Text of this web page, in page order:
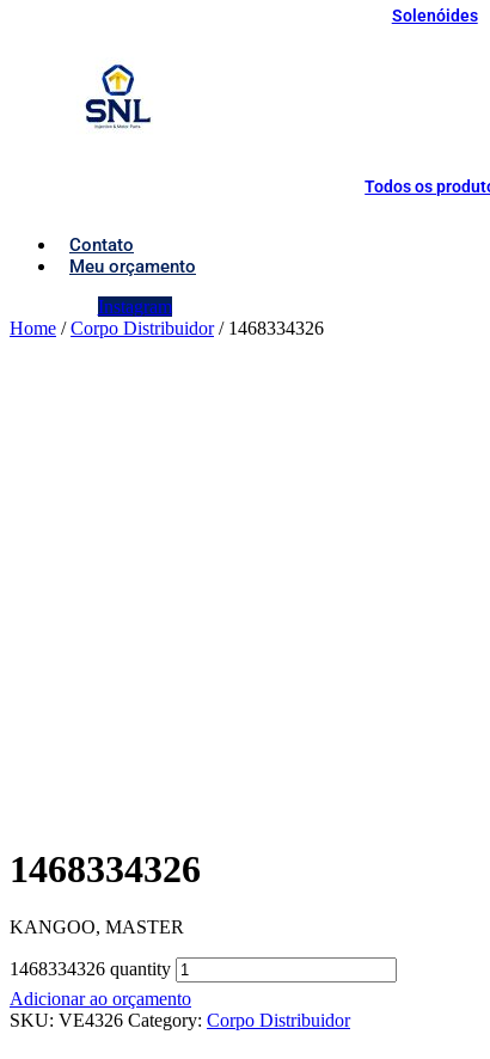
Solenóides
Todos os
Contato
Meu orçamento
Instagram
Home /Corpo Distribuidor/ 1468334326
1468334326
KANGOO, MASTER
1468334326 quantity
Adicionar ao orçamento
SKU: VE4326 Category: Corpo Distribuidor